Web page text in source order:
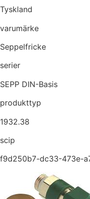
Tyskland
varumärke
Seppelfricke
serier
SEPP DIN-Basis
produkttyp
1932.38
scip
f9d250b7-dc33-473e-